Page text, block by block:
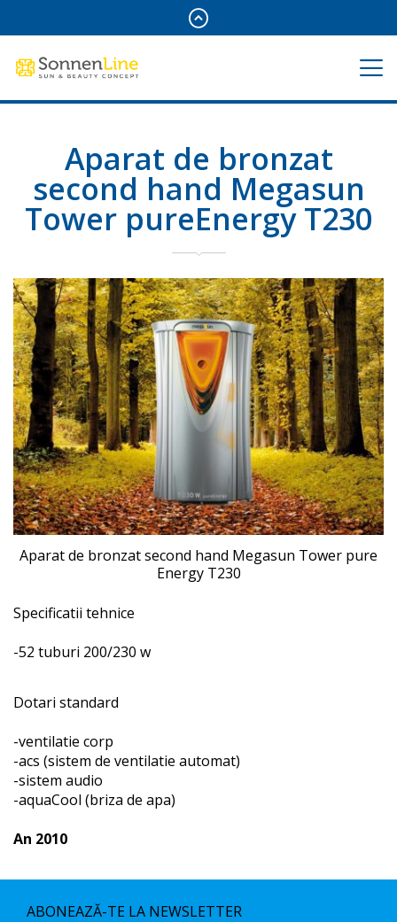
Aparat de bronzat
second hand Megasun
Tower pureEnergy T230
Aparat de bronzat second hand Megasun Tower pure
Energy T230
Specificatii tehnice
-52 tuburi 200/230 w
Dotari standard
-ventilatie corp
-acs (sistem de ventilatie automat)
-sistem audio
-aquaCool (briza de apa)
An 2010
ABONEAZĂ-TE LA NEWSLETTER